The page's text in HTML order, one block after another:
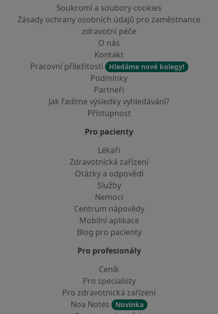
Soukromí a soubory cookies
Zásady ochrany osobních údajů pro zaměstnance
zdravotní péče
O nás
Kontakt
Pracovní příležitosti
Hledáme nové kolegy!
Podmínky
Partneři
Jak řadíme výsledky vyhledávání?
Přístupnost
Pro pacienty
Lékaři
Zdravotnická zařízení
Otázky a odpovědi
Služby
Nemoci
Centrum nápovědy
Mobilní aplikace
Blog pro pacienty
Pro profesionály
Ceník
Pro specialisty
Pro zdravotnická zařízení
Noa Notes
Novinka